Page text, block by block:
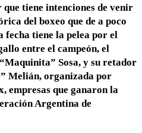
tiene intenciones de venir
del boxeo que de a poco
fecha tiene la pelea por el
entre el campeón, el
Sosa, y su retador
Melián, organizada por
empresas que ganaron la
Argentina de